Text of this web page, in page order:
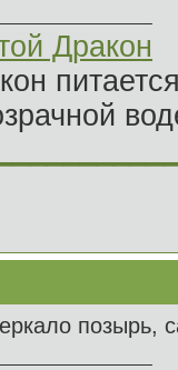
Дракон
позырь,